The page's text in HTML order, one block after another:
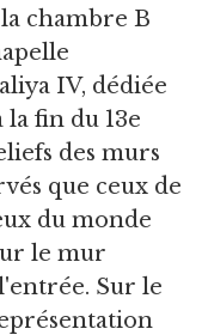
chambre B
IV, dédiée
fin du 13e
des murs
que ceux de
du monde
le mur
Sur le